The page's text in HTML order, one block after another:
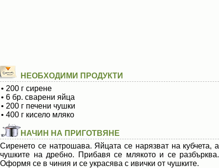
НЕОБХОДИМИ ПРОДУКТИ
• 200 г сирене
• 6 бр. сварени яйца
• 200 г печени чушки
• 400 г кисело мляко
НАЧИН НА ПРИГОТВЯНЕ
Сиренето се натрошава. Яйцата се нарязват на кубчета, а
чушките на дребно. Прибавя се млякото и се разбърква.
Оформя се в чиния и се украсява с ивички от чушките.